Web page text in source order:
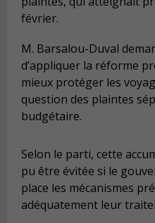
février.
M. Barsalou-Duval
d’appliquer la réforme
mieux protéger les
question des plaintes
budgétaire.
Selon le parti, cette
pu être évitée si le
place les mécanismes
adéquatement leur